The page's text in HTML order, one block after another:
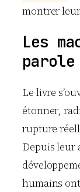
montrer
Les
parole
Le livre
étonner,
rupture
Depuis leur
humains